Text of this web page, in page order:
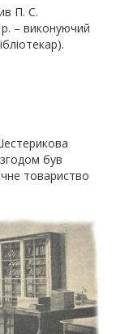
П. С.
– виконуючий
був
товариство